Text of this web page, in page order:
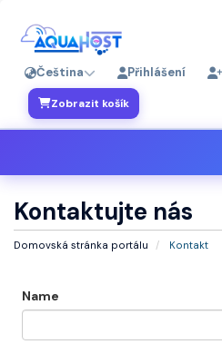
Čeština Přihlášení
Zobrazit košík
Kontaktujte nás
Domovská stránka portálu Kontakt
Name